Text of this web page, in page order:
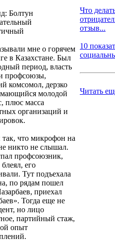
Болтун
мне о горячем
в Казахстане. Был
период, власть
профсоюзы,
комсомол, дерзко
молодой
плюс масса
организаций и
что микрофон на
никто не слышал.
профсоюзник,
его
Тут подъехала
по рядам пошел
приехал
Тогда еще не
но лицо
партийный стаж,
опыт
Что
отзыв...
10
Читать